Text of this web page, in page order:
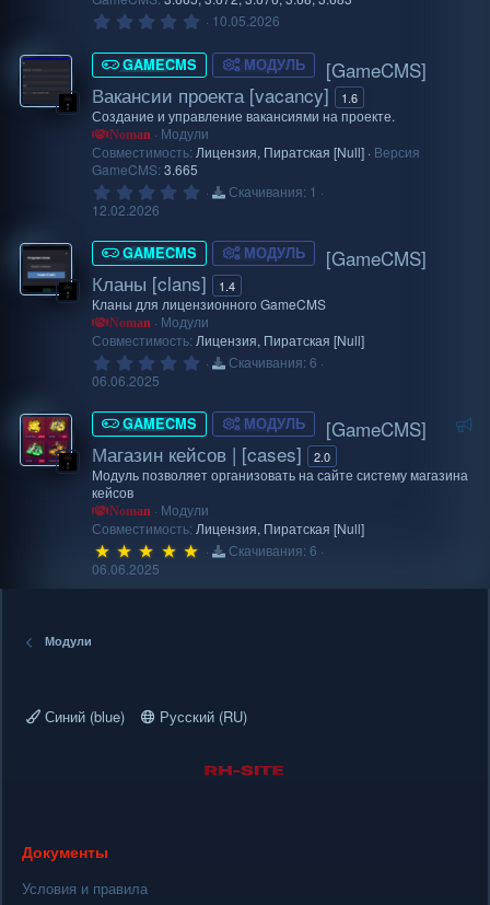
0
0
з
в
ё
з
д
10.05.2026
GAMECMS МОДУЛЬ
[GameCMS]
Вакансии проекта [vacancy]
1.6
Создание и управление вакансиями на проекте.
Noman
Модули
Совместимость: Лицензия Пиратская [Null] Версия
GameCMS: 3.665
0
0
в
ё
з
д
Скачивания 1
12.02.2026
GAMECMS МОДУЛЬ
[GameCMS]
Кланы [clans]
1.4
Кланы для лицензионного GameCMS
Noman
Модули
Совместимость: Лицензия Пиратская [Null]
0
0
в
ё
з
д
Скачивания 6
06.06.2025
Р
д
GAMECMS МОДУЛЬ
[GameCMS]
Магазин кейсов | [cases]
2.0
Модуль позволяет организовать на сайте систему магазина
кейсов
Noman
Модули
Совместимость: Лицензия Пиратская [Null]
5 Скачивания 6
06.06.2025
Модули
Синий (blue) Русский (RU)
Документы
Условия и правила